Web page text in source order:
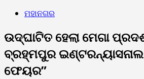
ମହାନଗର
ଉଦ୍ଘାଟିତ ହେଲା ମେଗା
ବ୍ରହ୍ମପୁର
ଫେୟର”